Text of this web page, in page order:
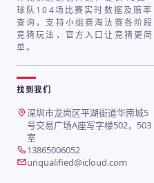
球队104场比赛实时数据及赔率
查询，支持小组赛淘汰赛各阶段
竞猜玩法，官方入口让竞猜更简
单。
找到我们
地址：
深圳市龙岗区平湖街道华南城5
号交易广场A座写字楼502，503
室
电话：
13865006052
邮箱：
unqualified@icloud.com